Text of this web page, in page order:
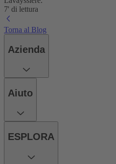
7' di lettura
Torna al Blog
Azienda
Aiuto
ESPLORA